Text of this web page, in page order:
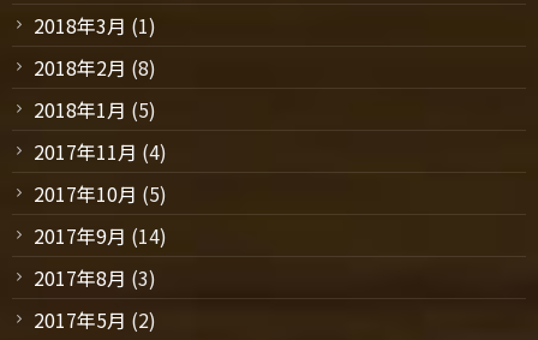
2018年3月 (1)
2018年2月 (8)
2018年1月 (5)
2017年11月 (4)
2017年10月 (5)
2017年9月 (14)
2017年8月 (3)
2017年5月 (2)